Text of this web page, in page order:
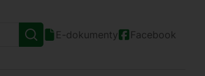
E-dokumenty Facebook